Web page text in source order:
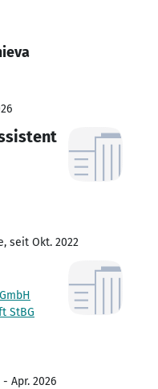
seit Okt. 2022
StBG
Apr. 2026